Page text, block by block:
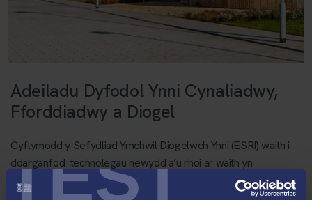
TEST
Adeiladu Dyfodol Ynni Cynaliadwy,
Fforddiadwy a Diogel
Cyflymodd y Sefydliad Ymchwil Diogelwch Ynni (ESRI) waith i
ddarganfod technolegau newydd a’u rhoi ar waith yn
llwyddiannus â’r nod o greu dyfodol ynni cynaliadwy,